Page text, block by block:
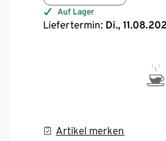
Auf Lager
Liefertermin: Di.,
Artikel merken